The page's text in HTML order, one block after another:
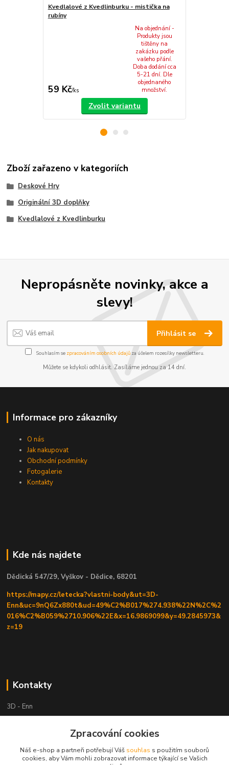
Kvedlalové z Kvedlinburku - mistička na
rubíny
59 Kč/ks
Na objednání -
Produkty jsou
tištěny na
zakázku podle
vašeho přání.
Doba dodání cca
5-21 dní. Dle
objednaného
množství.
Zvolit variantu
Zboží zařazeno v kategoriích
Deskové Hry
Originální 3D doplňky
Kvedlalové z Kvedlinburku
Nepropásněte novinky, akce a
slevy!
Přihlásit se
Souhlasím se zpracováním osobních údajůza účelem rozesílky newsletteru.
Můžete se kdykoli odhlásit. Zasíláme jednou za 14 dní.
Informace pro zákazníky
O nás
Jak nakupovat
Obchodní podmínky
Fotogalerie
Kontakty
Kde nás najdete
Dědická 547/29, Vyškov - Dědice, 68201
https://mapy.cz/letecka?vlastni-body&ut=3D-
Enn&uc=9nQ6Zx880t&ud=49%C2%B017%274.938%22N%2C%2
016%C2%B059%2710.906%22E&x=16.9869099&y=49.2845973&
z=19
Kontakty
3D - Enn
+420 605525911
tisk-3d@seznam.cz
Zpracování cookies
Náš e-shop a partneři potřebují Váš souhlas s použitím souborů
cookies, aby Vám mohli zobrazovat informace týkající se Vašich